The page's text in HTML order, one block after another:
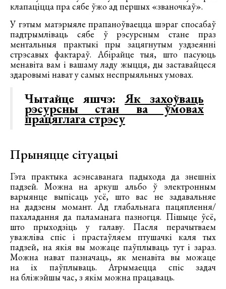
клапаціцца пра сябе ўжо ад першых «званочкаў».
У гэтым матэрыяле прапаноўваецца шэраг спосабаў
падтрымліваць сябе ў рэсурсным стане праз
ментальныя практыкі пры зацягнутым уздзеянні
стрэсавых фактараў. Абірайце тыя, што пасуюць
менавіта вам і вашаму ладу жыцця, ды заставайцеся
здаровымі нават у самых неспрыяльных умовах.
Чытайце яшчэ: Як захоўваць
рэсурсны стан ва ўмовах
працяглага стрэсу
Прыняцце сітуацыі
Гэта практыка асэнсаванага падыхода да знешніх
падзей. Можна на аркуш альбо ў электронным
варыянце выпісаць усё, што вас не задавальняе
на дадзены момант. Ад глабальнага пацяплення/
пахаладання да паламанага пазногця. Пішыце ўсё,
што прыходзіць у галаву. Пасля перачытваем
уважліва спіс і прастаўляем птушачкі каля тых
падзей, на якія вы можаце паўплываць тут і зараз.
Можна нават пазначаць, як менавіта вы можаце
на іх паўплываць. Атрымаецца спіс задач
на бліжэйшы час, з якім можна працаваць.